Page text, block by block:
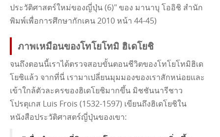
ประวัติศาสตร์ใหม่ของญี่ปุ่น (6)" ของ มานาบุ โออิชิ สํานัก
พิมพ์เพื่อการศึกษากักเคน 2010 หน้า 44-45)
ภาพเหมือนของโทโยโทมิ ฮิเดโยชิ
จนถึงตอนนี้เราได้ตรวจสอบขั้นตอนชีวิตของโทโยโทมิฮิเด
โยชิแล้ว จากที่นี่ เรามาเปลี่ยนมุมมองของเราสักหน่อยและ
เข้าใกล้ตัวละครของฮิเดโยชิมากขึ้น มิชชันนารีชาว
โปรตุเกส Luis Frois (1532-1597) เขียนถึงฮิเดโยชิใน
หนังสือประวัติศาสตร์ญี่ปุ่นของเขา: